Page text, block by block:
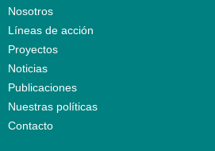
Nosotros
Líneas de acción
Proyectos
Noticias
Publicaciones
Nuestras políticas
Contacto